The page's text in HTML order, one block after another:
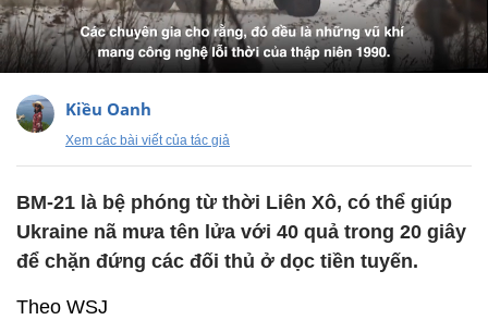
Kiều Oanh
Xem các bài viết của tác giả
BM-21 là bệ phóng từ thời Liên Xô, có thể giúp
Ukraine nã mưa tên lửa với 40 quả trong 20 giây
để chặn đứng các đối thủ ở dọc tiền tuyến.
Theo WSJ